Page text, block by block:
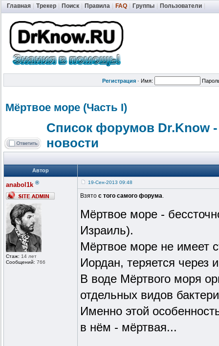
Главная Трекер Поиск Правила FAQ Группы Пользователи
Регистрация · Имя:
Мёртвое море (Часть I)
Список форумов Dr.Know
новости
Автор
anabol1k ®
Стаж: 14 лет
Сообщений: 766
19-Сен-2013 09:48
Взято с того самого форума.
Мёртвое море -
Израиль).
Мёртвое море не имеет
Иордан, теряется через
В воде Мёртвого моря
отдельных видов
Именно этой
в нём - мёртвая...